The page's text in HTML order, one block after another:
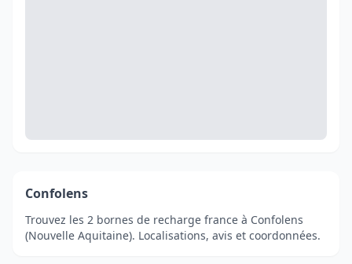
Confolens
Trouvez les 2 bornes de recharge france à Confolens
(Nouvelle Aquitaine). Localisations, avis et coordonnées.